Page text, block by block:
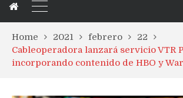
Home 2021 febrero
22
Cableoperadora lanzará servicio VTR
incorporando contenido de HBO y